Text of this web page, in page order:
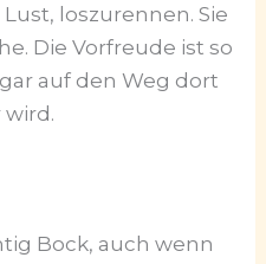
loszurennen. Sie
Die Vorfreude ist so
auf den Weg dort
wird.
Bock, auch wenn